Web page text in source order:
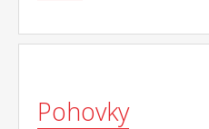
Pohovky